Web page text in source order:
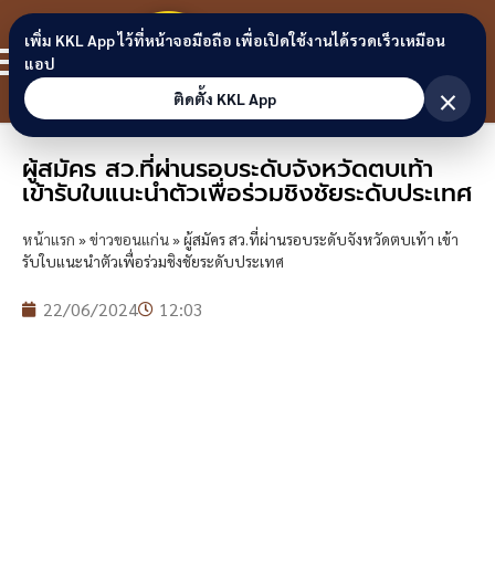
Skip to content
ขอนแก่น
ลิงก์
ผู้สมัคร สว.ที่ผ่านรอบระดับจังหวัดตบเท้า
เข้ารับใบแนะนำตัวเพื่อร่วมชิงชัยระดับประเทศ
หน้าแรก »ข่าวขอนแก่น»ผู้สมัคร สว.ที่ผ่านรอบระดับจังหวัดตบเท้า เข้า
รับใบแนะนำตัวเพื่อร่วมชิงชัยระดับประเทศ
22/06/2024 12:03
เพิ่ม KKL App ไว้ที่หน้าจอมือถือ เพื่อเปิดใช้งานได้รวดเร็วเหมือน
แอป
ติดตั้ง KKL App
×